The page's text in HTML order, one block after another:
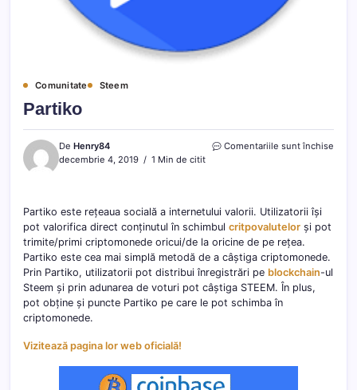
Comunitate Steem
Partiko
De Henry84
decembrie 4, 2019
1 Min de citit
Comentariile sunt închise
Partiko este rețeaua socială a internetului valorii. Utilizatorii își
pot valorifica direct conținutul în schimbul critpovalutelor și pot
trimite/primi criptomonede oricui/de la oricine de pe rețea.
Partiko este cea mai simplă metodă de a câștiga criptomonede.
Prin Partiko, utilizatorii pot distribui înregistrări pe blockchain-ul
Steem și prin adunarea de voturi pot câștiga STEEM. În plus,
pot obține și puncte Partiko pe care le pot schimba în
criptomonede.
Vizitează pagina lor web oficială!